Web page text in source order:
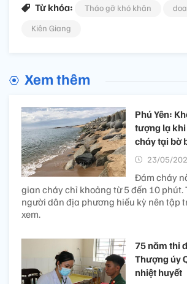
Từ khóa: Tháo gỡ khó khăn
Kiên Giang
Xem thêm
Phú Yên:
tượng lạ
cháy tại bờ
23/05/
Đám cháy
gian cháy chỉ khoảng từ 5 đến 10 phút.
người dân địa phương hiếu kỳ nên tập
xem.
75 năm thi
Thượng úy
nhiệt huyết